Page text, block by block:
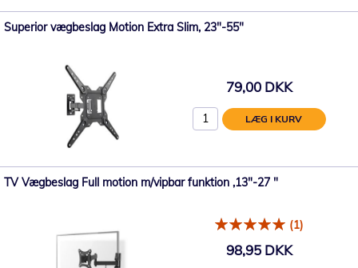
Superior vægbeslag Motion Extra Slim, 23"-55"
79,00 DKK
LÆG I KURV
TV Vægbeslag Full motion m/vipbar funktion ,13"-27 "
(1)
98,95 DKK